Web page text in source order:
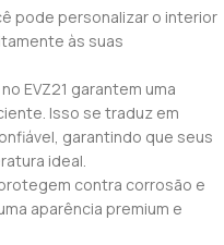
pode personalizar o interior
às suas
EVZ21 garantem uma
Isso se traduz em
garantindo que seus
ideal.
contra corrosão e
aparência premium e